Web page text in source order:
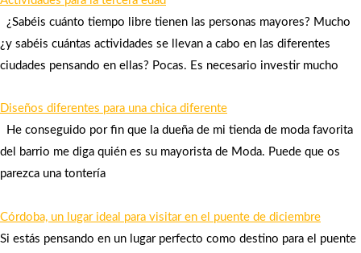
¿Sabéis cuánto tiempo libre tienen las personas mayores? Mucho
¿y sabéis cuántas actividades se llevan a cabo en las diferentes
ciudades pensando en ellas? Pocas. Es necesario investir mucho
Diseños diferentes para una chica diferente
He conseguido por fin que la dueña de mi tienda de moda favorita
del barrio me diga quién es su mayorista de Moda. Puede que os
parezca una tontería
Córdoba, un lugar ideal para visitar en el puente de diciembre
Si estás pensando en un lugar perfecto como destino para el puente